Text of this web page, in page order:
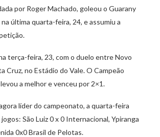
por Roger Machado, goleou o Guarany
última quarta-feira, 24, e assumiu a
terça-feira, 23, com o duelo entre Novo
Cruz, no Estádio do Vale. O Campeão
a melhor e venceu por 2×1.
líder do campeonato, a quarta-feira
São Luiz 0 x 0 Internacional, Ypiranga
0x0 Brasil de Pelotas.